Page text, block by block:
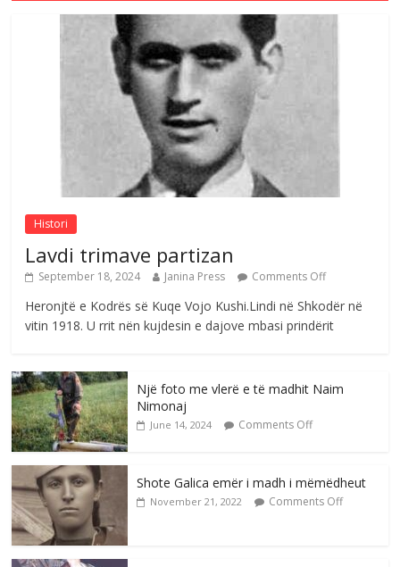
Çlirimtari Agron Gërvalla me takime pune
në atdhe të shoqerisë Levizja
August 3, 2026 Comments Off
Postim me vlera nga artistja e mirëfilltë
Mimoza Gjoni
August 6, 2026 Comments Off
Histori
Lavdi trimave partizan
September 18, 2024 Janina Press Comments Off
Heronjtë e Kodrës së Kuqe Vojo Kushi.Lindi në Shkodër në
vitin 1918. U rrit nën kujdesin e dajove mbasi prindërit
Një foto me vlerë e të madhit Naim
Nimonaj
June 14, 2024 Comments Off
Shote Galica emër i madh i mëmëdheut
November 21, 2022 Comments Off